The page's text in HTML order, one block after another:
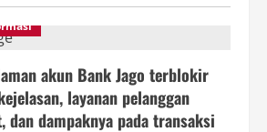
akun Bank Jago terblokir
layanan pelanggan
dan dampaknya pada transaksi